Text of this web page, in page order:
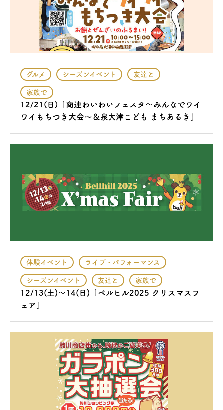
グルメ シーズンイベント 友達と
家族で
12/21(日)「商連わいわいフェスタ〜みんなでワイ
ワイもちつき大会〜＆泉大津こども まちあるき」
体験イベント ライブ・パフォーマンス
シーズンイベント 友達と 家族で
12/13(土)〜14(日)「ベルヒル2025 クリスマスフ
ェア」